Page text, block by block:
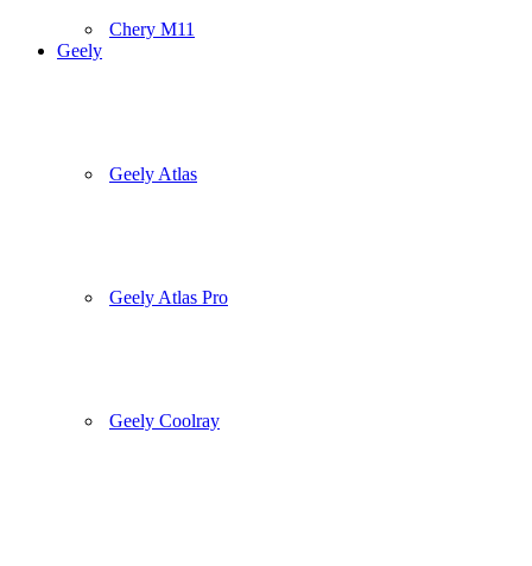
Chery M11
Geely
Geely Atlas
Geely Atlas Pro
Geely Coolray